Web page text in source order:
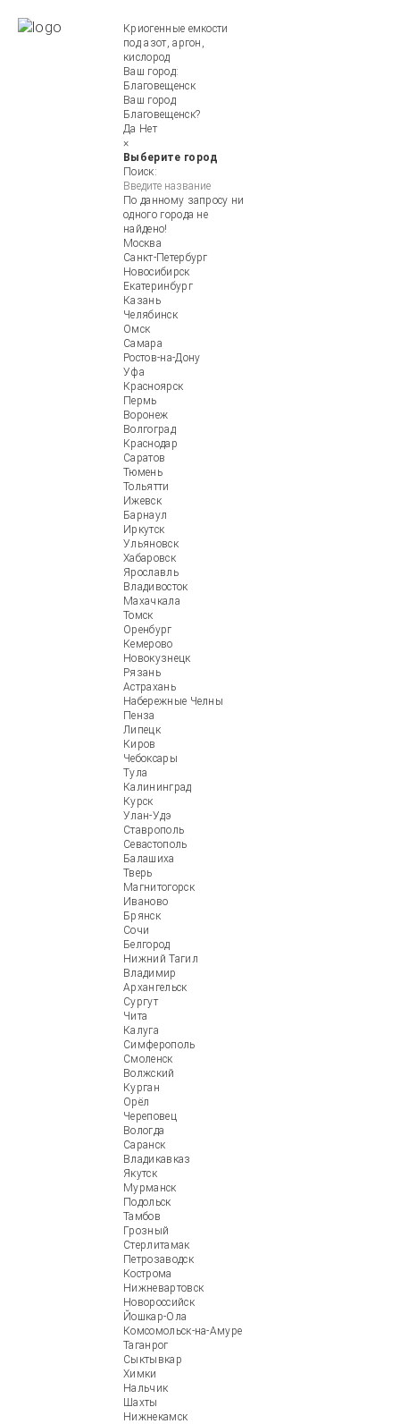
Криогенные емкости
под азот, аргон,
кислород
Ваш город:
Благовещенск
Ваш город
Благовещенск?
Да Нет
×
Выберите город
Поиск:
По данному запросу ни
одного города не
найдено!
Москва
Санкт-Петербург
Новосибирск
Екатеринбург
Казань
Челябинск
Омск
Самара
Ростов-на-Дону
Уфа
Красноярск
Пермь
Воронеж
Волгоград
Краснодар
Саратов
Тюмень
Тольятти
Ижевск
Барнаул
Иркутск
Ульяновск
Хабаровск
Ярославль
Владивосток
Махачкала
Томск
Оренбург
Кемерово
Новокузнецк
Рязань
Астрахань
Набережные Челны
Пенза
Липецк
Киров
Чебоксары
Тула
Калининград
Курск
Улан-Удэ
Ставрополь
Севастополь
Балашиха
Тверь
Магнитогорск
Иваново
Брянск
Сочи
Белгород
Нижний Тагил
Владимир
Архангельск
Сургут
Чита
Калуга
Симферополь
Смоленск
Волжский
Курган
Орёл
Череповец
Вологда
Саранск
Владикавказ
Якутск
Мурманск
Подольск
Тамбов
Грозный
Стерлитамак
Петрозаводск
Кострома
Нижневартовск
Новороссийск
Йошкар-Ола
Комсомольск-на-Амуре
Таганрог
Сыктывкар
Химки
Нальчик
Шахты
Нижнекамск